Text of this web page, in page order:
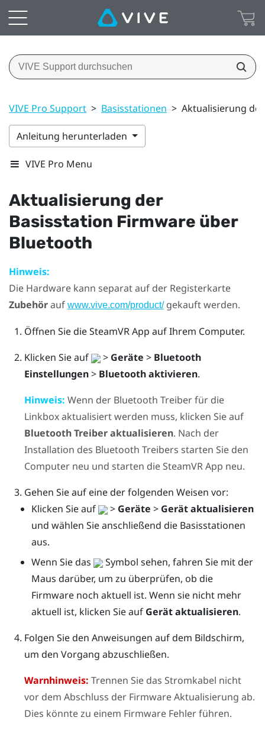
VIVE Pro Support > Basisstationen > Aktualisierung
Anleitung herunterladen
VIVE Pro Menu
Aktualisierung der
Basisstation Firmware über
Bluetooth
Hinweis:
Die Hardware kann separat auf der Registerkarte
Zubehörauf www.vive.com/product/gekauft werden.
Öffnen Sie dieSteamVRApp auf Ihrem Computer.
Klicken Sie auf
> Geräte > Bluetooth
Einstellungen> Bluetooth aktivieren.
Hinweis: Wenn der Bluetooth Treiber für die
Linkbox aktualisiert werden muss, klicken Sie auf
Bluetooth Treiber aktualisieren. Nach der
Installation des Bluetooth Treibers starten Sie den
Computer neu und starten die SteamVRApp neu.
Gehen Sie auf eine der folgenden Weisen vor:
Klicken Sie auf
> Geräte > Gerät aktualisieren
und wählen Sie anschließend die Basisstationen
aus.
Wenn Sie das
Symbol sehen, fahren Sie mit der
Maus darüber, um zu überprüfen, ob die
Firmware noch aktuell ist. Wenn sie nicht mehr
aktuell ist, klicken Sie auf Gerät aktualisieren.
Folgen Sie den Anweisungen auf dem Bildschirm,
um den Vorgang abzuschließen.
Warnhinweis: Trennen Sie das Stromkabel nicht
vor dem Abschluss der Firmware Aktualisierung ab.
Dies könnte zu einem Firmware Fehler führen.